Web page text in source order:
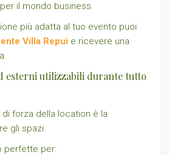
il mondo business.
più adatta al tuo evento puoi
Villa Repui e ricevere una
esterni utilizzabili durante tutto
forza della location è la
gli spazi.
perfette per: